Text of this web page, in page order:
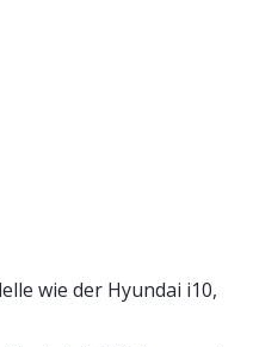
wie der Hyundai i10,